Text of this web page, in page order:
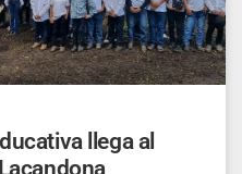
llega al